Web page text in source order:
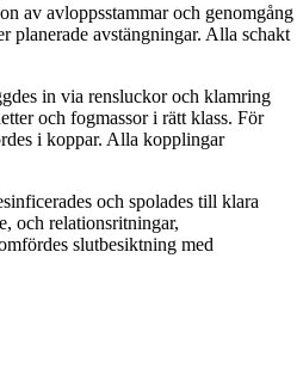
av avloppsstammar och genomgång
avstängningar. Alla schakt
in via rensluckor och klamring
och fogmassor i rätt klass. För
i koppar. Alla kopplingar
och spolades till klara
och relationsritningar,
slutbesiktning med